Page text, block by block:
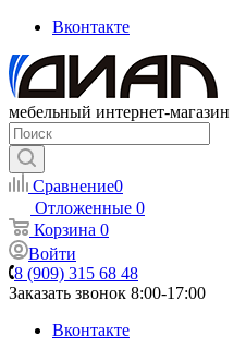
Вконтакте
мебельный интернет-магазин
Сравнение0
Отложенные 0
Корзина 0
Войти
8 (909) 315 68 48
Заказать звонок 8:00-17:00
Вконтакте